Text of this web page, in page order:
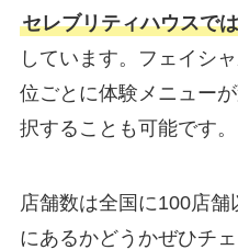
セレブリティハウスで
しています。フェイシ
位ごとに体験メニュー
択することも可能です。
店舗数は全国に100店舗
にあるかどうかぜひチ